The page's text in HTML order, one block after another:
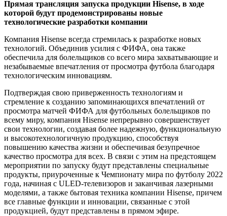
Прямая трансляция запуска продукции Hisense, в ходе
которой будут продемонстрированы новые
технологические разработки компании
Компания Hisense всегда стремилась к разработке новых
технологий. Объединив усилия с ФИФА, она также
обеспечила для болельщиков со всего мира захватывающие и
незабываемые впечатления от просмотра футбола благодаря
технологическим инновациям.
Подтверждая свою приверженность технологиям и
стремление к созданию запоминающихся впечатлений от
просмотра матчей ФИФА для футбольных болельщиков по
всему миру, компания Hisense непрерывно совершенствует
свои технологии, создавая более надежную, функциональную
и высокотехнологичную продукцию, способствуя
повышению качества жизни и обеспечивая безупречное
качество просмотра для всех. В связи с этим на предстоящем
мероприятии по запуску будут представлены специальные
продукты, приуроченные к Чемпионату мира по футболу 2022
года, начиная с ULED-телевизоров и заканчивая лазерными
моделями, а также бытовая техника компании Hisense, причем
все главные функции и инновации, связанные с этой
продукцией, будут представлены в прямом эфире.